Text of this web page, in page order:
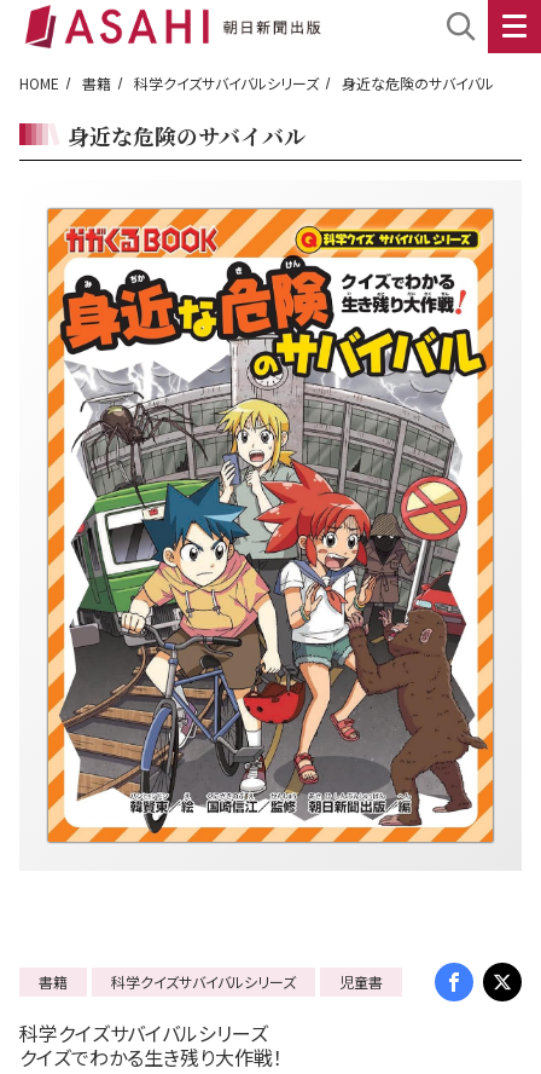
HOME 書籍 科学クイズサバイバルシリーズ 身近な危険のサバイバル
身近な危険のサバイバル
書籍 科学クイズサバイバルシリーズ 児童書
科学クイズサバイバルシリーズ
クイズでわかる生き残り大作戦！